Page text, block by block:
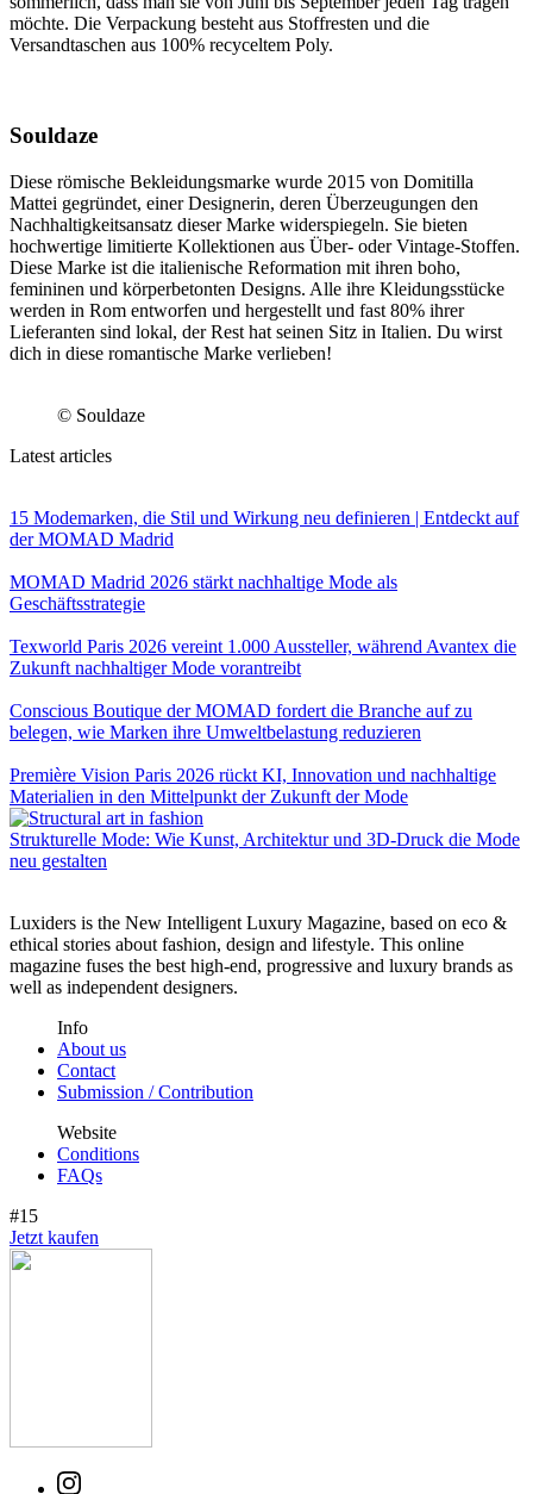
möchte. Die Verpackung besteht aus Stoffresten und die
Versandtaschen aus 100% recyceltem Poly.
Souldaze
Diese römische Bekleidungsmarke wurde 2015 von Domitilla
Mattei gegründet, einer Designerin, deren Überzeugungen den
Nachhaltigkeitsansatz dieser Marke widerspiegeln. Sie bieten
hochwertige limitierte Kollektionen aus Über- oder Vintage-Stoffen.
Diese Marke ist die italienische Reformation mit ihren boho,
femininen und körperbetonten Designs. Alle ihre Kleidungsstücke
werden in Rom entworfen und hergestellt und fast 80% ihrer
Lieferanten sind lokal, der Rest hat seinen Sitz in Italien. Du wirst
dich in diese romantische Marke verlieben!
© Souldaze
Latest articles
15 Modemarken, die Stil und Wirkung neu definieren | Entdeckt auf
der MOMAD Madrid
MOMAD Madrid 2026 stärkt nachhaltige Mode als
Geschäftsstrategie
Texworld Paris 2026 vereint 1.000 Aussteller, während Avantex die
Zukunft nachhaltiger Mode vorantreibt
Conscious Boutique der MOMAD fordert die Branche auf zu
belegen, wie Marken ihre Umweltbelastung reduzieren
Première Vision Paris 2026 rückt KI, Innovation und nachhaltige
Materialien in den Mittelpunkt der Zukunft der Mode
Strukturelle Mode: Wie Kunst, Architektur und 3D-Druck die Mode
neu gestalten
Luxiders is the New Intelligent Luxury Magazine, based on eco &
ethical stories about fashion, design and lifestyle. This online
magazine fuses the best high-end, progressive and luxury brands as
well as independent designers.
Info
About us
Contact
Submission / Contribution
Website
Conditions
FAQs
#15
Jetzt kaufen